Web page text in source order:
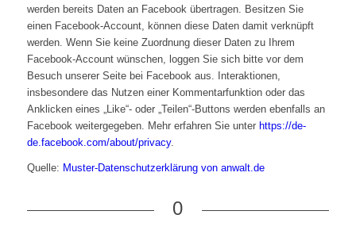
werden bereits Daten an Facebook übertragen. Besitzen Sie
einen Facebook-Account, können diese Daten damit verknüpft
werden. Wenn Sie keine Zuordnung dieser Daten zu Ihrem
Facebook-Account wünschen, loggen Sie sich bitte vor dem
Besuch unserer Seite bei Facebook aus. Interaktionen,
insbesondere das Nutzen einer Kommentarfunktion oder das
Anklicken eines „Like“- oder „Teilen“-Buttons werden ebenfalls an
Facebook weitergegeben. Mehr erfahren Sie unter https://de-
de.facebook.com/about/privacy.
Quelle: Muster-Datenschutzerklärung von anwalt.de
0